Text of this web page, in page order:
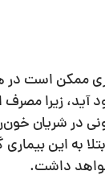
ممکن است
آید، زیرا
در شریان
به این
داشت.